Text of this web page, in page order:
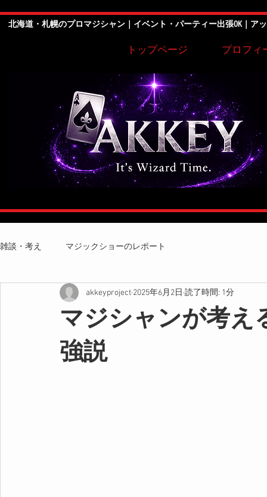
北海道・札幌のプロマジシャン｜イベント・パーティー出張OK｜ア
トップページ プロフィ
雑談・考え マジックショーのレポート
マジシャンが考え
強説
akkeyproject 2025年6月2日 読了時間: 1分